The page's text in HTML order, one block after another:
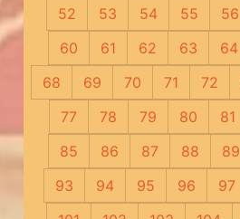
52
53 54 55 56
60
61 62 63 64
68
69 70 71 72
77
78 79 80 81
85
86 87 88 89
93
94 95 96 97